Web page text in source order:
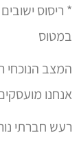
* ריסוס
במטוס
המצב הנוכחי
אנחנו
רעש חברתי